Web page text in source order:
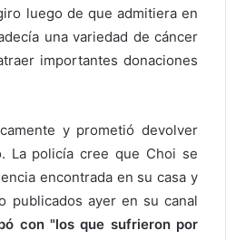
luego de que admitiera en
una variedad de cáncer
importantes donaciones
y prometió devolver
La policía cree que Choi se
encontrada en su casa y
publicados ayer en su canal
con "los que sufrieron por